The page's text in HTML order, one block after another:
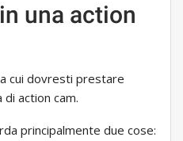
una action
cui dovresti prestare
action cam.
principalmente due cose: